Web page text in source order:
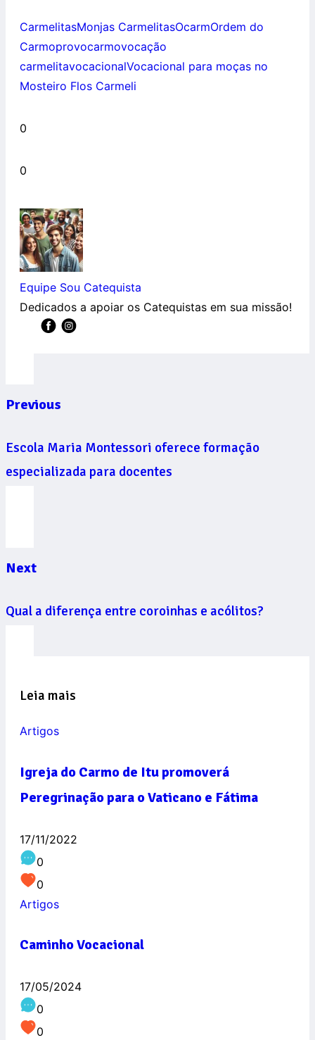
CarmelitasMonjas CarmelitasOcarmOrdem do
Carmoprovocarmovocação
carmelitavocacionalVocacional para moças no
Mosteiro Flos Carmeli
0
0
Equipe Sou Catequista
Dedicados a apoiar os Catequistas em sua missão!
Previous
Escola Maria Montessori oferece formação
especializada para docentes
Next
Qual a diferença entre coroinhas e acólitos?
Leia mais
Artigos
Igreja do Carmo de Itu promoverá
Peregrinação para o Vaticano e Fátima
17/11/2022
0
0
Artigos
Caminho Vocacional
17/05/2024
0
0